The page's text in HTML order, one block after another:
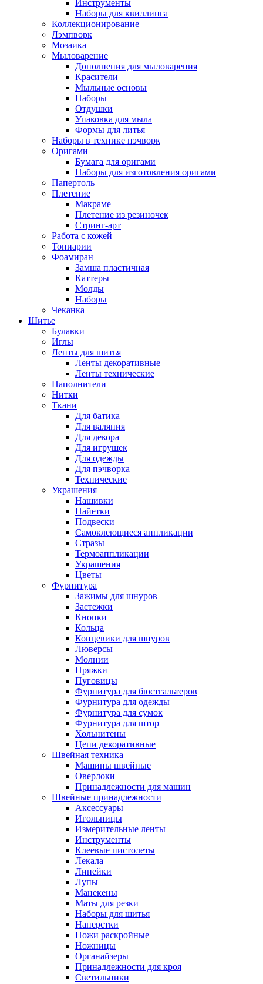
Инструменты
Наборы для квиллинга
Коллекционирование
Лэмпворк
Мозаика
Мыловарение
Дополнения для мыловарения
Красители
Мыльные основы
Наборы
Отдушки
Упаковка для мыла
Формы для литья
Наборы в технике пэчворк
Оригами
Бумага для оригами
Наборы для изготовления оригами
Папертоль
Плетение
Макраме
Плетение из резиночек
Стринг-арт
Работа с кожей
Топиарии
Фоамиран
Замша пластичная
Каттеры
Молды
Наборы
Чеканка
Шитье
Булавки
Иглы
Ленты для шитья
Ленты декоративные
Ленты технические
Наполнители
Нитки
Ткани
Для батика
Для валяния
Для декора
Для игрушек
Для одежды
Для пэчворка
Технические
Украшения
Нашивки
Пайетки
Подвески
Самоклеющиеся аппликации
Стразы
Термоаппликации
Украшения
Цветы
Фурнитура
Зажимы для шнуров
Застежки
Кнопки
Кольца
Концевики для шнуров
Люверсы
Молнии
Пряжки
Пуговицы
Фурнитура для бюстгальтеров
Фурнитура для одежды
Фурнитура для сумок
Фурнитура для штор
Хольнитены
Цепи декоративные
Швейная техника
Машины швейные
Оверлоки
Принадлежности для машин
Швейные принадлежности
Аксессуары
Игольницы
Измерительные ленты
Инструменты
Клеевые пистолеты
Лекала
Линейки
Лупы
Манекены
Маты для резки
Наборы для шитья
Наперстки
Ножи раскройные
Ножницы
Органайзеры
Принадлежности для кроя
Светильники